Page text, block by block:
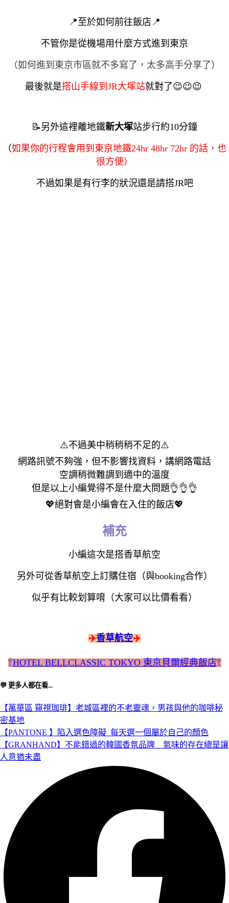
📍至於如何前往飯店 📍
不管你是從機場用什麼方式進到東京
（如何進到東京市區就不多寫了，太多高手分享了）
最後就是搭山手線到 JR大塚站就對了😉😉😉
📝另外這裡離地鐵新大塚站步行約10分鐘
（如果你的行程會用到東京地鐵24hr 48hr 72hr 的話，也
很方便）
不過如果是有行李的狀況還是請搭JR吧
⚠️不過美中稍稍稍不足的⚠️
網路訊號不夠強，但不影響找資料，講網路電話
空調稍微難調到適中的溫度
但是以上小編覺得不是什麼大問題👌👌👌
💖絕對會是小編會在入住的飯店💖
補充
小編這次是搭香草航空
另外可從香草航空上訂購住宿（與booking合作）
似乎有比較划算唷（大家可以比價看看）
✈️香草航空✈️
🚏HOTEL BELLCLASSIC TOKYO 東京貝爾經典飯店🚏
💬 更多人都在看...
【萬華區 窺視珈琲】老城區裡的不老靈魂，男孩與他的咖啡秘
密基地
【PANTONE 】陷入選色障礙_每天選一個屬於自己的顏色
【GRANHAND】不能錯過的韓國香氛品牌＿氣味的存在總是讓
人意猶未盡